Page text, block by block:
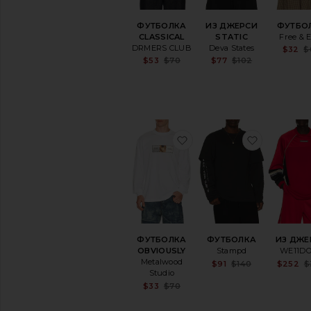
ФУТБОЛКА
CLASSICAL
DRMERS CLUB
Sale price:
$53 $70
ИЗ ДЖЕРСИ
STATIC
Deva States
$77 $102
Free &
$32
ФУТБОЛКА
OBVIOUSLY
Metalwood
Studio
$33 $70
избранноеФУТБОЛКА
ФУТБОЛКА
Stampd
Sale price:
$91 $140
ИЗ
$252